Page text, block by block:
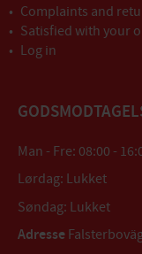
Complaints and
Satisfied with your
Log in
Man - Fre: 08:00 -
Lørdag: Lukket
Søndag: Lukket
Adresse